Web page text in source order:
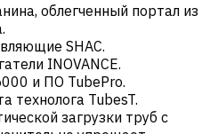
облегченный портал из
SHAC.
INOVANCE.
и ПО TubePro.
технолога TubesT.
загрузки труб с